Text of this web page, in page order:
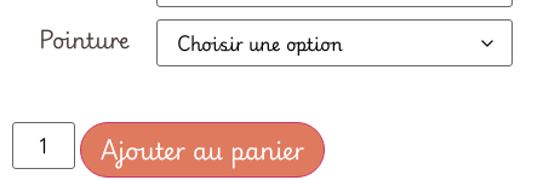
Pointure
Ajouter au panier